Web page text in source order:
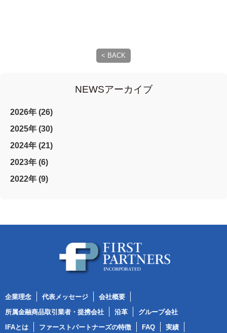
NEWSアーカイブ
2026年 (26)
2025年 (30)
2024年 (21)
2023年 (6)
2022年 (9)
企業理念 代表メッセージ
会社概要
所属金融商品取引業者・提携会社
沿革
グループ会社
IFAとは
ファーストパートナーズの特徴 FAQ 実績